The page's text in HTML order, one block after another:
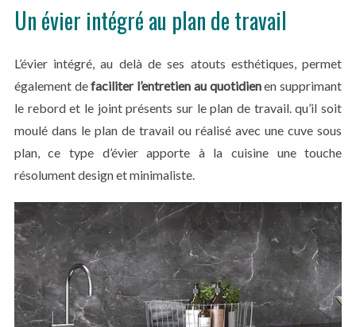
Un évier intégré au plan de travail
L’évier intégré, au delà de ses atouts esthétiques, permet
également defaciliter l’entretien au quotidienen supprimant
le rebord et le joint présents sur le plan de travail. qu’il soit
moulé dans le plan de travail ou réalisé avec une cuve sous
plan, ce type d’évier apporte à la cuisine une touche
résolument design et minimaliste.